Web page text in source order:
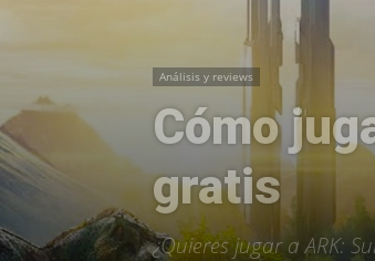
Análisis y reviews
Cómo
gratis
¿Quieres jugar a ARK: